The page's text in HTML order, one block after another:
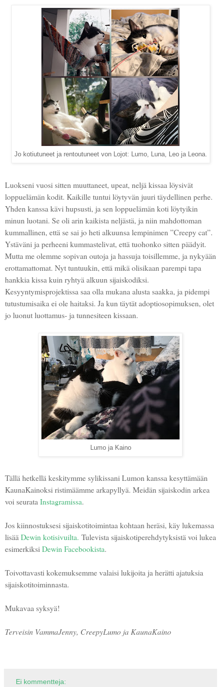
Jo kotiutuneet ja rentoutuneet von Lojot: Lumo, Luna, Leo ja Leona.
Luokseni vuosi sitten muuttaneet, upeat, neljä kissaa löysivät
loppuelämän kodit. Kaikille tuntui löytyvän juuri täydellinen perhe.
Yhden kanssa kävi hupsusti, ja sen loppuelämän koti löytyikin
minun luotani. Se oli arin kaikista neljästä, ja niin mahdottoman
kummallinen, että se sai jo heti alkuunsa lempinimen ”Creepy cat”.
Ystäväni ja perheeni kummastelivat, että tuohonko sitten päädyit.
Mutta me olemme sopivan outoja ja hassuja toisillemme, ja nykyään
erottamattomat. Nyt tuntuukin, että mikä olisikaan parempi tapa
hankkia kissa kuin ryhtyä alkuun sijaiskodiksi.
Kesyyntymisprojektissa saa olla mukana alusta saakka, ja pidempi
tutustumisaika ei ole haitaksi. Ja kun täytät adoptiosopimuksen, olet
jo luonut luottamus- ja tunnesiteen kissaan.
Lumo ja Kaino
Tällä hetkellä keskitymme sylikissani Lumon kanssa kesyttämään
KaunaKainoksi ristimäämme arkapyllyä. Meidän sijaiskodin arkea
voi seurataInstagramissa.
Jos kiinnostuksesi sijaiskotitoimintaa kohtaan heräsi, käy lukemassa
lisääDewin kotisivuilta. Tulevista sijaiskotiperehdytyksistä voi lukea
esimerkiksiDewin Facebookista.
Toivottavasti kokemuksemme valaisi lukijoita ja herätti ajatuksia
sijaiskotitoiminnasta.
Mukavaa syksyä!
Terveisin VammaJenny, CreepyLumo ja KaunaKaino
Ei kommentteja: